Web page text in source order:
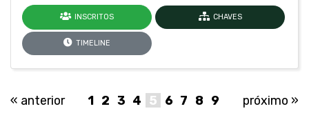
INSCRITOS CHAVES
TIMELINE
« anterior próximo »
1 2 3 4 5 6 7 8 9